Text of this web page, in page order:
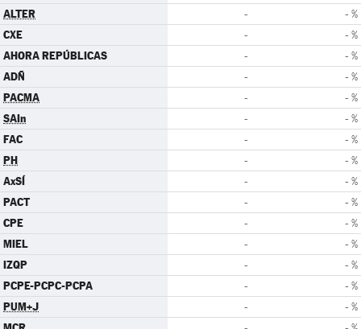
ALTER - - %
CXE - - %
AHORA REPÚBLICAS - - %
ADÑ - - %
PACMA - - %
SAIn - - %
FAC - - %
PH - - %
AxSÍ - - %
PACT - - %
CPE - - %
MIEL - - %
IZQP - - %
PCPE-PCPC-PCPA - - %
PUM+J - - %